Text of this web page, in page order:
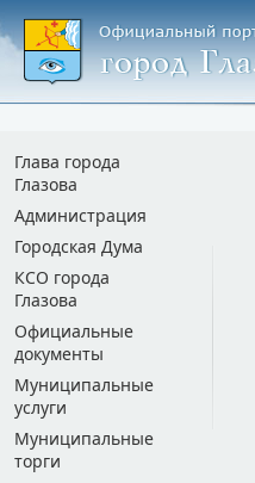
Глава города
Глазова
Администрация
Городская Дума
КСО города
Глазова
Официальные
документы
Муниципальные
услуги
Муниципальные
торги